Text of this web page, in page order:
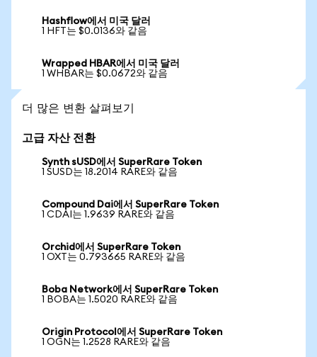
Hashflow에서 미국 달러
1 HFT는 $0.0136와 같음
Wrapped HBAR에서 미국 달러
1 WHBAR는 $0.0672와 같음
더 많은 변환 살펴보기
고급 자산 전환
Synth sUSD에서 SuperRare Token
1 SUSD는 18.2014 RARE와 같음
Compound Dai에서 SuperRare Token
1 CDAI는 1.9639 RARE와 같음
Orchid에서 SuperRare Token
1 OXT는 0.793665 RARE와 같음
Boba Network에서 SuperRare Token
1 BOBA는 1.5020 RARE와 같음
Origin Protocol에서 SuperRare Token
1 OGN는 1.2528 RARE와 같음